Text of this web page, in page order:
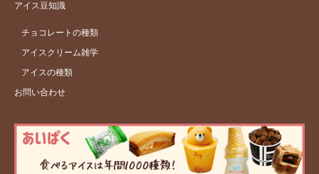
アイス豆知識
チョコレートの種類
アイスクリーム雑学
アイスの種類
お問い合わせ